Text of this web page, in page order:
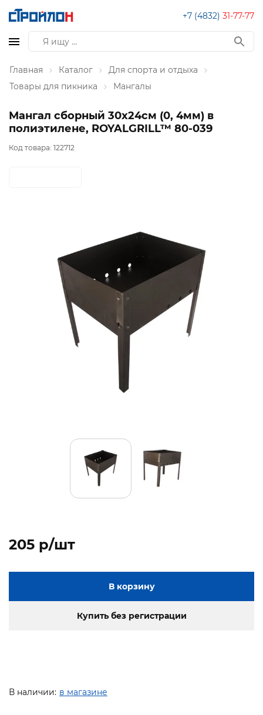
+7 (4832) 31-77-77
Главная Каталог
Для спорта и отдыха
Товары для пикника
Мангалы
Мангал сборный 30х24см (0, 4мм) в
полиэтилене, ROYALGRILL™ 80-039
Код товара: 122712
205 p/шт
В корзину
Купить без регистрации
В наличии: в магазине